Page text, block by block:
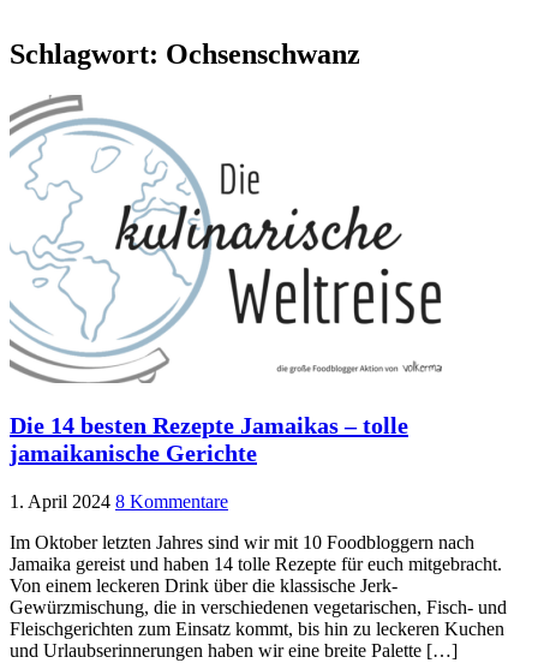
Schlagwort: Ochsenschwanz
Die 14 besten Rezepte Jamaikas – tolle
jamaikanische Gerichte
1. April 2024 8 Kommentare
Im Oktober letzten Jahres sind wir mit 10 Foodbloggern nach
Jamaika gereist und haben 14 tolle Rezepte für euch mitgebracht.
Von einem leckeren Drink über die klassische Jerk-
Gewürzmischung, die in verschiedenen vegetarischen, Fisch- und
Fleischgerichten zum Einsatz kommt, bis hin zu leckeren Kuchen
und Urlaubserinnerungen haben wir eine breite Palette […]